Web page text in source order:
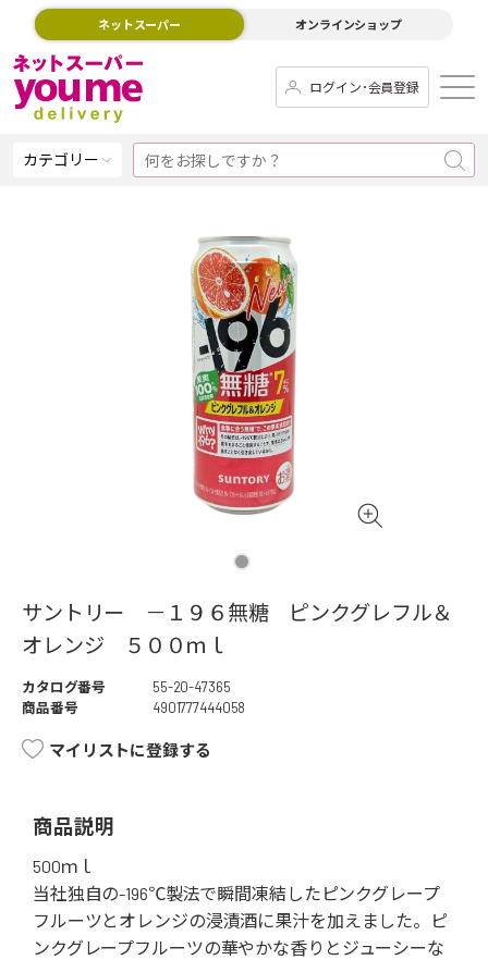
ネットスーパー オンラインショップ
ログイン･会員登録
カテゴリー
サントリー －１９６無糖 ピンクグレフル＆
オレンジ ５００ｍｌ
カタログ番号
55-20-47365
商品番号
4901777444058
マイリストに登録する
商品説明
500ｍｌ
当社独自の-196℃製法で瞬間凍結したピンクグレープ
フルーツとオレンジの浸漬酒に果汁を加えました。ピ
ンクグレープフルーツの華やかな香りとジューシーな